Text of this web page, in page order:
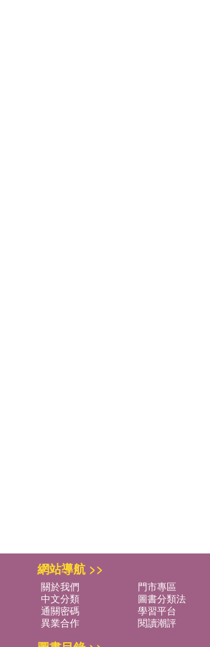
網站導航 >>
關於我們 門市專區
中文分類
圖書分類法
通關密碼
學習平台
異業合作
閱讀潮評